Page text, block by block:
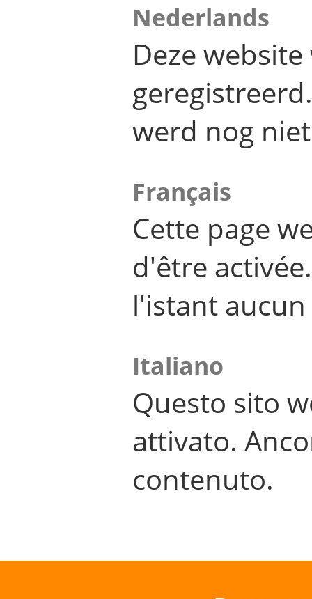
Nederlands
Deze
werd nog
Français
Cette page
d'être
l'istant
Italiano
Questo sito
attivato.
contenuto.